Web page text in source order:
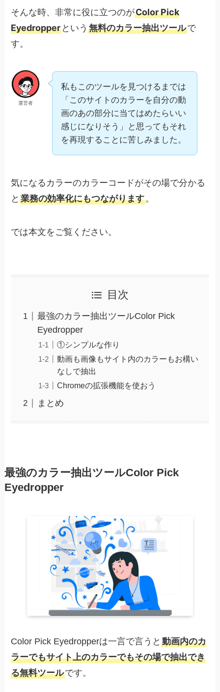
そんな時、非常に役に立つのがColor Pick
Eyedropper という無料のカラー抽出ツールで
す。
運営者
私もこのツールを見つけるまでは
「このサイトのカラーを自分の動
画のあの部分に当てはめたらいい
感じになりそう」と思ってもそれ
を再現することに苦しみました。
気になるカラーのカラーコードがその場で分かる
と業務の効率化にもつながります。
では本文をご覧ください。
目次
最強のカラー抽出ツールColor Pick
Eyedropper
①シンプルな作り
動画も画像もサイト内のカラーもお構い
なしで抽出
Chromeの拡張機能を使おう
まとめ
最強のカラー抽出ツールColor Pick
Eyedropper
Color Pick Eyedropperは一言で言うと動画内のカ
ラーでもサイト上のカラーでもその場で抽出でき
る無料ツールです。